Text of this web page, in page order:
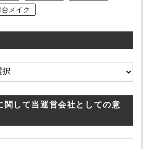
メイク
関して当運営会社としての意